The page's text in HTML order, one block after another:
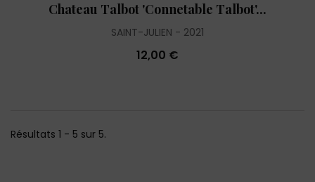
Chateau Talbot 'Connetable Talbot'...
SAINT-JULIEN 2021
12,00 €
Résultats 1 - 5 sur 5.